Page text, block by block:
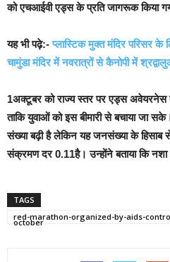
को एचआईवी एड्स के प्रति जागरूक किया
यह भी पढ़े:-प्लास्टिक मुक्त मंदिर परिसर
चामुंडा मंदिर में नवरात्रों से कैनोपी में
1अक्टूबर को राज्य स्तर पर एड्स अवेयरनेस
ताकि युवाओं को इस बीमारी से बचाया जा
संख्या बढ़ी है लेकिन यह जनसंख्या के हिसाब
संक्रमण दर 0.11है। उन्होंने बताया कि
TAGS
red-marathon-organized-by-aids-
october